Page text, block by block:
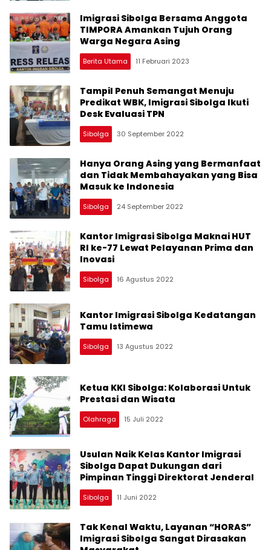
Imigrasi Sibolga Bersama Anggota
TIMPORA Amankan Tujuh Orang
Warga Negara Asing
Berita Utama 11 Februari 2023
Tampil Penuh Semangat Menuju
Predikat WBK, Imigrasi Sibolga Ikuti
Desk Evaluasi TPN
Sibolga 30 September 2022
Hanya Orang Asing yang Bermanfaat
dan Tidak Membahayakan yang Bisa
Masuk ke Indonesia
Sibolga 24 September 2022
Kantor Imigrasi Sibolga Maknai HUT
RI ke-77 Lewat Pelayanan Prima dan
Inovasi
Sibolga 16 Agustus 2022
Kantor Imigrasi Sibolga Kedatangan
Tamu Istimewa
Sibolga 13 Agustus 2022
Ketua KKI Sibolga: Kolaborasi Untuk
Prestasi dan Wisata
Olahraga 15 Juli 2022
Usulan Naik Kelas Kantor Imigrasi
Sibolga Dapat Dukungan dari
Pimpinan Tinggi Direktorat Jenderal
Sibolga 11 Juni 2022
Tak Kenal Waktu, Layanan “HORAS”
Imigrasi Sibolga Sangat Dirasakan